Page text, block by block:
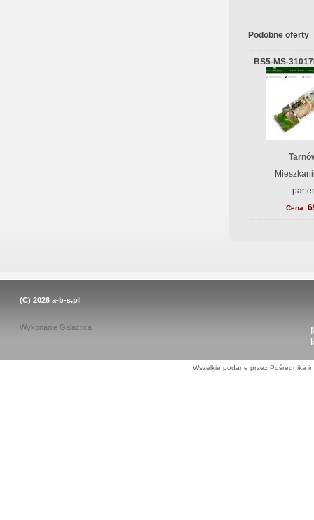
Podobne oferty
BS5-MS-
Cena:
(C) 2026 a-b-s.pl
Wykonanie Galactica
Wszelkie podane przez Pośrednika